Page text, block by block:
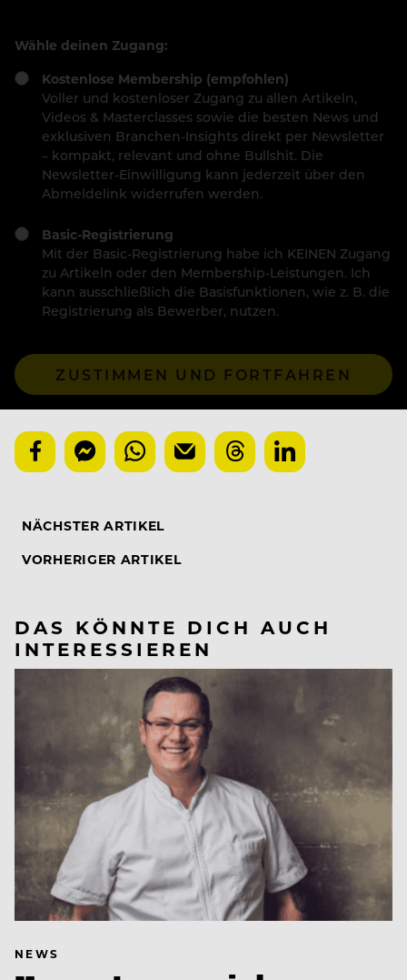
Wähle deinen Zugang:
Kostenlose Membership (empfohlen)
Voller und kostenloser Zugang zu allen Artikeln,
Videos & Masterclasses sowie die besten News und
exklusiven Branchen-Insights direkt per Newsletter
– kompakt, relevant und ohne Bullshit. Die
Newsletter-Einwilligung kann jederzeit über den
Abmeldelink widerrufen werden.
Basic-Registrierung
Mit der Basic-Registrierung habe ich KEINEN Zugang
zu Artikeln oder den Membership-Leistungen. Ich
kann ausschließlich die Basisfunktionen, wie z. B. die
Registrierung als Bewerber, nutzen.
ZUSTIMMEN UND FORTFAHREN
NÄCHSTER ARTIKEL
VORHERIGER ARTIKEL
DAS KÖNNTE DICH AUCH
INTERESSIEREN
NEWS